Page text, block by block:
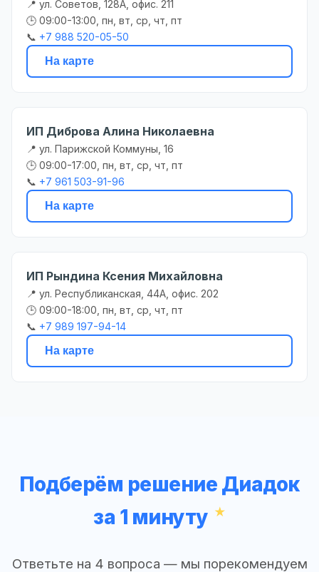
📍 ул. Советов, 128А, офис. 211
🕒 09:00-13:00, пн, вт, ср, чт, пт
📞 +7 988 520-05-50
На карте
ИП Диброва Алина Николаевна
📍 ул. Парижской Коммуны, 16
🕒 09:00-17:00, пн, вт, ср, чт, пт
📞 +7 961 503-91-96
На карте
ИП Рындина Ксения Михайловна
📍 ул. Республиканская, 44А, офис. 202
🕒 09:00-18:00, пн, вт, ср, чт, пт
📞 +7 989 197-94-14
На карте
Подберём решение Диадок
за 1 минуту
Ответьте на 4 вопроса — мы порекомендуем